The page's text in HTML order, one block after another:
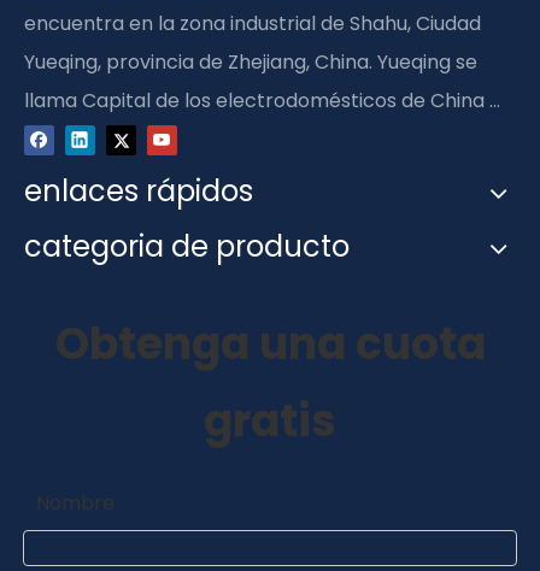
encuentra en la zona industrial de Shahu, Ciudad
Yueqing, provincia de Zhejiang, China. Yueqing se
llama Capital de los electrodomésticos de China ...
enlaces rápidos
categoria de producto
Obtenga una cuota
gratis
Nombre